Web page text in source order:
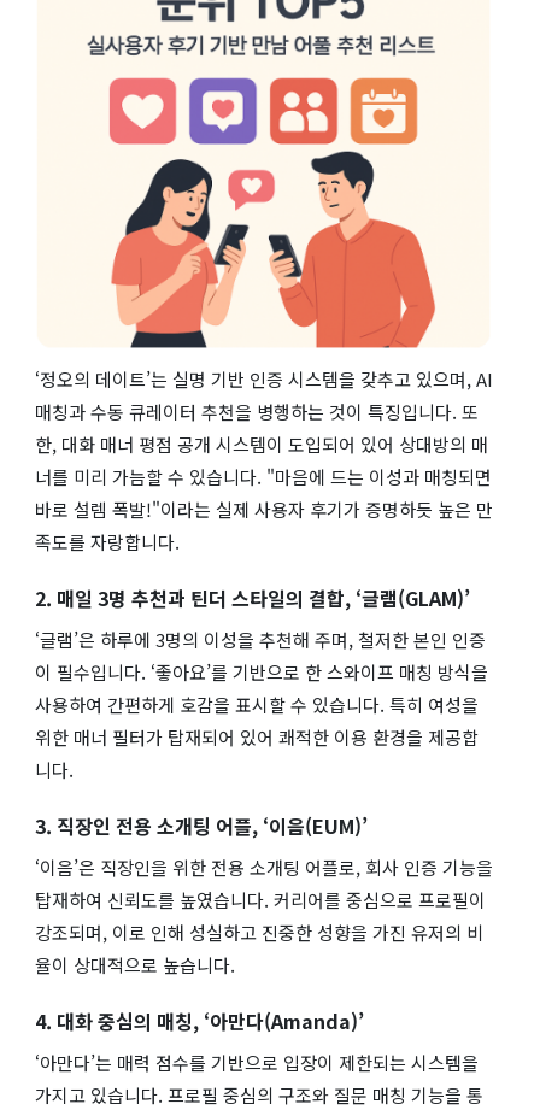
‘정오의 데이트’는 실명 기반 인증 시스템을 갖추고 있으며, AI
매칭과 수동 큐레이터 추천을 병행하는 것이 특징입니다. 또
한, 대화 매너 평점 공개 시스템이 도입되어 있어 상대방의 매
너를 미리 가늠할 수 있습니다. "마음에 드는 이성과 매칭되면
바로 설렘 폭발!"이라는 실제 사용자 후기가 증명하듯 높은 만
족도를 자랑합니다.
2. 매일 3명 추천과 틴더 스타일의 결합, ‘글램(GLAM)’
‘글램’은 하루에 3명의 이성을 추천해 주며, 철저한 본인 인증
이 필수입니다. ‘좋아요’를 기반으로 한 스와이프 매칭 방식을
사용하여 간편하게 호감을 표시할 수 있습니다. 특히 여성을
위한 매너 필터가 탑재되어 있어 쾌적한 이용 환경을 제공합
니다.
3. 직장인 전용 소개팅 어플, ‘이음(EUM)’
‘이음’은 직장인을 위한 전용 소개팅 어플로, 회사 인증 기능을
탑재하여 신뢰도를 높였습니다. 커리어를 중심으로 프로필이
강조되며, 이로 인해 성실하고 진중한 성향을 가진 유저의 비
율이 상대적으로 높습니다.
4. 대화 중심의 매칭, ‘아만다(Amanda)’
‘아만다’는 매력 점수를 기반으로 입장이 제한되는 시스템을
가지고 있습니다. 프로필 중심의 구조와 질문 매칭 기능을 통